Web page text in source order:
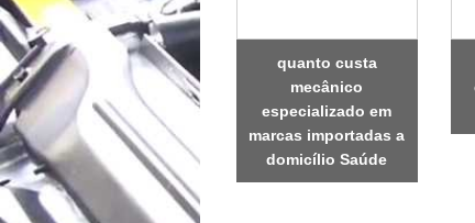
quanto custa
mecânico
especializado em
marcas importadas a
domicílio Saúde